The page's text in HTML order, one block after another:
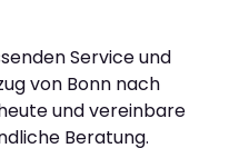
Service und
von Bonn nach
und vereinbare
Beratung.